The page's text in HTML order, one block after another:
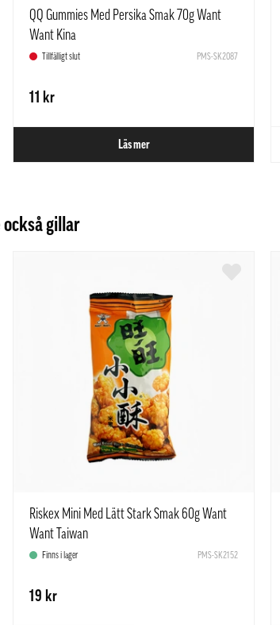
QQ Gummies Med Persika Smak 70g Want
Want Kina
Tillfälligt slut PMS-SK2087
11 kr
Läs mer
också gillar
Riskex Mini Med Lätt Stark Smak 60g Want
Want Taiwan
Finns i lager PMS-SK2152
19 kr